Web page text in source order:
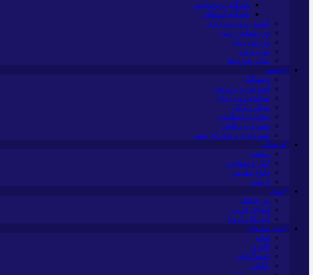
باشگاه پرسپولیس
باشگاه استقلال
کشتی و وزنه‌برداری
ورزشهای رزمی
ورزش زنان
توپ و تور
سایر حوزه ها
*جامعه
دانشگاه
آموزش و پرورش
بهداشت و درمان
سبک زندگی
حوادث، انتظامی
شهری و رفاهی
شهرداری و شورای شهر
*فرهنگی
مذهبی
ایثار و شهادت
دفاع مقدس
اربعین
*جهان
بین الملل
آسیای غربی
آمریکا و اروپا
*چندرسانه‌ای
فیلم
گالری
اینفوگرافی
عکس